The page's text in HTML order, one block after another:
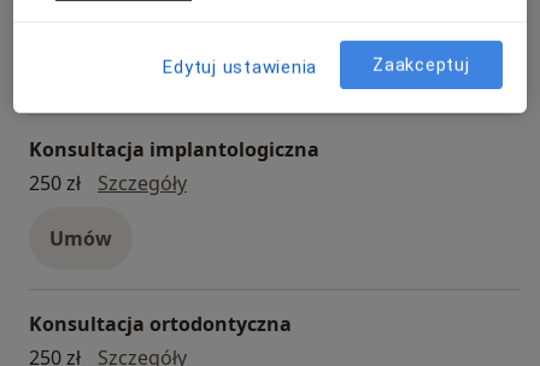
250 zł
SzczegółyKonsultacja chirurgiczna
Konsultacja implantologiczna
250 zł
Szczegółykonsultacja implantologiczna
Umów
Konsultacja ortodontyczna
250 zł
Szczegółykonsultacja ortodontyczna
Edytuj ustawienia Zaakceptuj